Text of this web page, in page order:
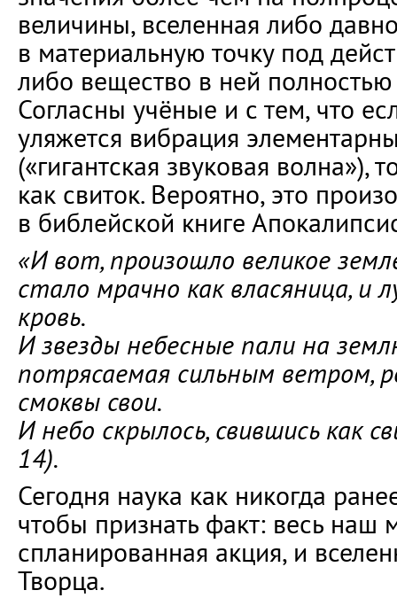
величины, вселенная либо
в материальную точку под
либо вещество в ней полностью
Согласны учёные и с тем, что
уляжется вибрация
(«гигантская звуковая волна»),
как свиток. Вероятно, это
в библейской книге
«И вот, произошло великое
стало мрачно как власяница, и
кровь.
И звезды небесные пали на
потрясаемая сильным ветром,
смоквы свои.
И небо скрылось, свившись как
14).
Сегодня наука как никогда
чтобы признать факт: весь наш
спланированная акция, и
Творца.